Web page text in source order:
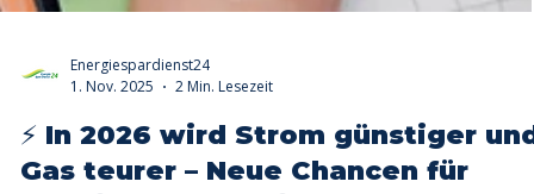
Energiespardienst24
1. Nov. 2025
2 Min. Lesezeit